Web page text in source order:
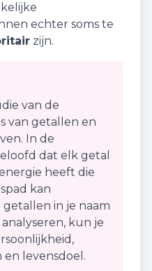
echter soms te
zijn.
van de
van getallen en
In de
dat elk getal
heeft die
kan
in je naam
kun je
levensdoel.